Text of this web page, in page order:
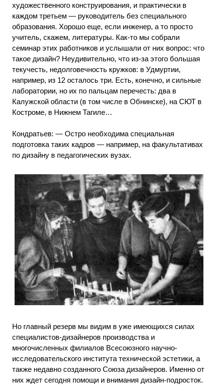
художественного конструирования, и практически в
каждом третьем — руководитель без специального
образования. Хорошо еще, если инженер, а то просто
учитель, скажем, литературы. Как-то мы собрали
семинар этих работников и услышали от них вопрос: что
такое дизайн? Неудивительно, что из-за этого большая
текучесть, недолговечность кружков: в Удмуртии,
например, из 12 осталось три. Есть, конечно, и сильные
лаборатории, но их по пальцам перечесть: два в
Калужской области (в том числе в Обнинске), на СЮТ в
Костроме, в Нижнем Тагиле…
Кондратьев: — Остро необходима специальная
подготовка таких кадров — например, на факультативах
по дизайну в педагогических вузах.
Но главный резерв мы видим в уже имеющихся силах
специалистов-дизайнеров производства и
многочисленных филиалов Всесоюзного научно-
исследовательского института технической эстетики, а
также недавно созданного Союза дизайнеров. Именно от
них ждет сегодня помощи и внимания дизайн-подросток.